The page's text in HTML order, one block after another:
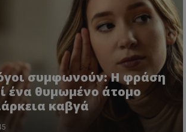
συμφωνούν: Η φράση
ένα θυμωμένο άτομο
καβγά